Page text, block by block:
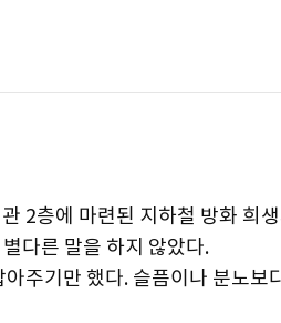
2층에 마련된 지하철 방화 희
다른 말을 하지 않았다.
주기만 했다. 슬픔이나 분노보